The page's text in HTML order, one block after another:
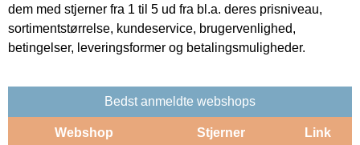
dem med stjerner fra 1 til 5 ud fra bl.a. deres prisniveau,
sortimentstørrelse, kundeservice, brugervenlighed,
betingelser, leveringsformer og betalingsmuligheder.
Bedst anmeldte webshops
Webshop Stjerner Link